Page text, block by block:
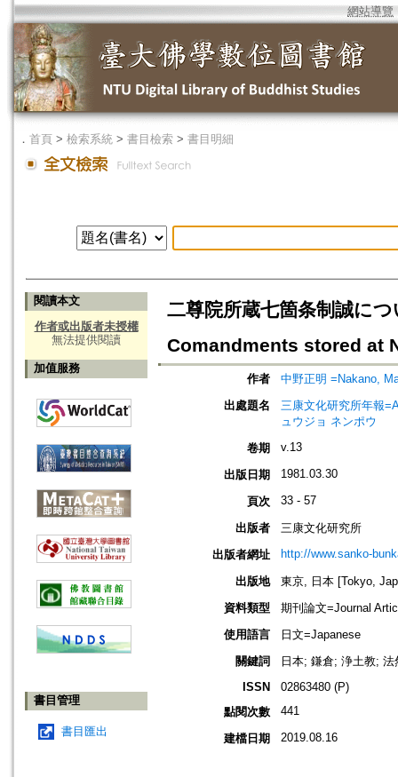
網站導覽
． 首頁 > 檢索系統 > 書目檢索 > 書目明細
閱讀本文
作者或出版者未授權
無法提供閱讀
加值服務
書目管理
書目匯出
二尊院所蔵七箇条制誠に
Comandments stored at
作者
中野正明 =Nakano,
出處題名
三康文化研究所年報
ュウジョ ネンポウ
卷期
v.13
出版日期 1981.03.30
頁次 33 - 57
出版者
三康文化研究所
出版者網址
http://www.sanko-
出版地
東京, 日本 [Tokyo,
資料類型
期刊論文=Journal
使用語言
日文=Japanese
關鍵詞
日本; 鎌倉; 浄土教;
ISSN
02863480 (P)
點閱次數
441
建檔日期 2019.08.16